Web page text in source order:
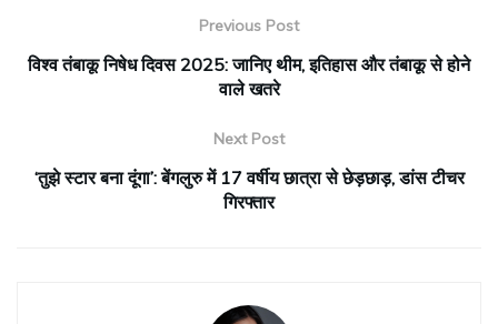
Previous Post
विश्व तंबाकू निषेध दिवस 2025: जानिए थीम, इतिहास और तंबाकू से होने
वाले खतरे
Next Post
‘तुझे स्टार बना दूंगा’: बेंगलुरु में 17 वर्षीय छात्रा से छेड़छाड़, डांस टीचर
गिरफ्तार